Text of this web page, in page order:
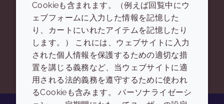
探しているものが見つかりません
か？
お問い合わせ
Cookieも含まれます。（例えば回覧中にウ
ェブフォームに入力した情報を記憶した
り、カートにいれたアイテムを記憶したり
します。） これには、ウェブサイトに入力
された個人情報を保護するための適切な措
置を講じる義務など、当ウェブサイトに適
用される法的義務を遵守するために使われ
るCookieも含みます。 パーソナライゼーシ